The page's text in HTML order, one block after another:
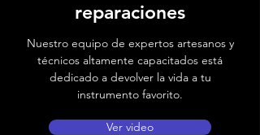
reparaciones
Nuestro equipo de expertos artesanos y
técnicos altamente capacitados está
dedicado a devolver la vida a tu
instrumento favorito.
Ver video